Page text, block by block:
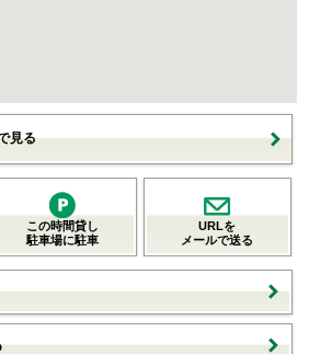
見る
この時間貸し
駐車場に駐車
URLを
メールで送る